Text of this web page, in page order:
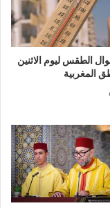
الطقس ليوم الاثنين
المغربية